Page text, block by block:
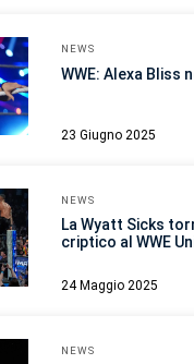
NEWS
WWE: Alexa Bliss
23 Giugno 2025
NEWS
La Wyatt Sicks
criptico al WWE
24 Maggio 2025
NEWS